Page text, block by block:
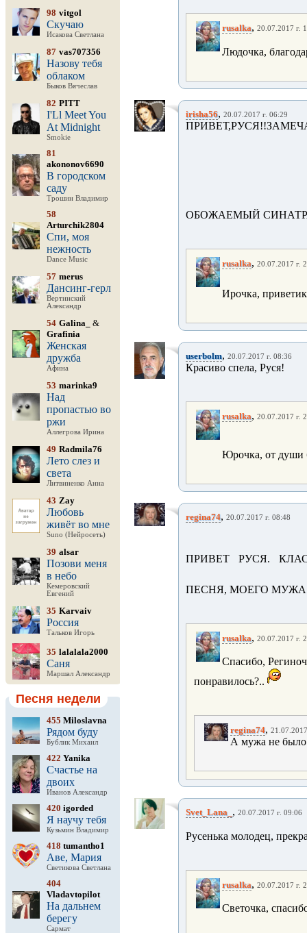
98 vitgol
Скучаю
Исакова Светлана
87 vas707356
Назову тебя
облаком
Быков Вячеслав
82 PITT
I'Ll Meet You
At Midnight
Smokie
81
akononov6690
В городском
саду
Трошин Владимир
58
Arturchik2804
Спи, моя
нежность
Dance Music
57 merus
Дансинг-герл
Вертинский
Александр
54 Galina_
&
Grafinia
Женская
дружба
Афина
53 marinka9
Над
пропастью во
ржи
Аллегрова Ирина
49 Radmila76
Лето слез и
света
Литвиненко Анна
43 Zay
Любовь
живёт во мне
Suno (Нейросеть)
39 alsar
Позови меня
в небо
Кемеровский
Евгений
35 Karvaiv
Россия
Тальков Игорь
35 lalalala2000
Саня
Маршал Александр
Песня недели
455 Miloslavna
Рядом буду
Бублик Михаил
422 Yanika
Счастье на
двоих
Иванов Александр
420 igorded
Я научу тебя
Кузьмин Владимир
418 tumantho1
Аве, Мария
Светикова Светлана
404
Vladavtopilot
На дальнем
берегу
Сармат
rusalka, 20.07.2017 г.
Людочка,
irisha56, 20.07.2017 г. 06:29
ОБОЖАЕМЫЙ
rusalka, 20.07.2017 г.
Ирочка,
userbolm, 20.07.2017 г. 08:36
Красиво спела, Руся!
rusalka, 20.07.2017 г.
Юрочка, от души
regina74, 20.07.2017 г. 08:48
ПРИВЕТ РУСЯ.
ПЕСНЯ, МОЕГО
rusalka, 20.07.2017 г.
Спасибо,
понравилось?..
regina74,
А мужа не было
Svet_Lana_ , 20.07.2017 г. 09:06
Русенька молодец,
rusalka, 20.07.2017 г.
Светочка,